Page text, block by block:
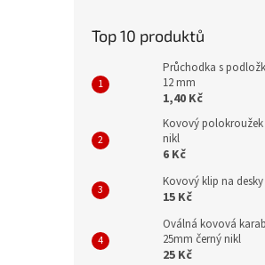
Top 10 produktů
Průchodka s
12 mm
1,40 Kč
Kovový polokroužek
nikl
6 Kč
Kovový klip na
15 Kč
Oválná kovová
25mm černý nikl
25 Kč